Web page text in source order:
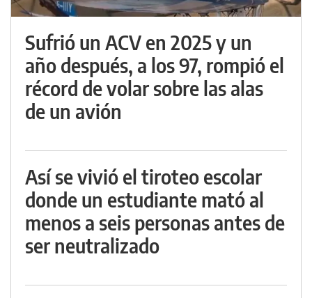
Sufrió un ACV en 2025 y un
año después, a los 97, rompió el
récord de volar sobre las alas
de un avión
Así se vivió el tiroteo escolar
donde un estudiante mató al
menos a seis personas antes de
ser neutralizado